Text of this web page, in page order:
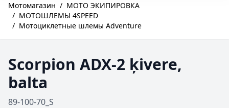
Мотомагазин / МОТО ЭКИПИРОВКА
/ МОТОШЛЕМЫ 4SPEED
/ Мотоциклетные шлемы Adventure
Scorpion ADX-2 ķivere,
balta
89-100-70_S